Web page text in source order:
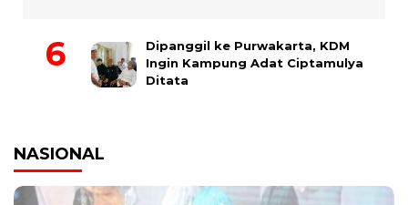
Dipanggil ke Purwakarta, KDM
Ingin Kampung Adat Ciptamulya
Ditata
NASIONAL